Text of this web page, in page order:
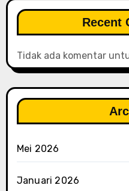
Recent
Tidak ada komentar
Mei 2026
Januari 2026